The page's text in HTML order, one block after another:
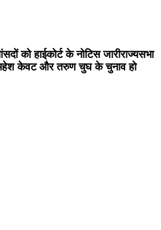
को हाईकोर्ट के नोटिस जारीराज्यसभा
केवट और तरुण चुघ के चुनाव हो